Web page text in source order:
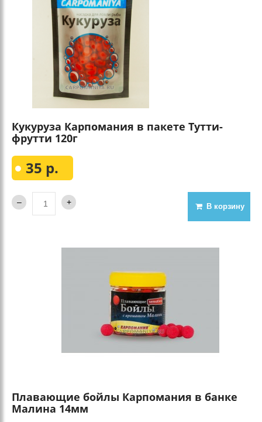
Кукуруза Карпомания в пакете Тутти-
фрутти 120г
35 р.
В корзину
Плавающие бойлы Карпомания в банке
Малина 14мм